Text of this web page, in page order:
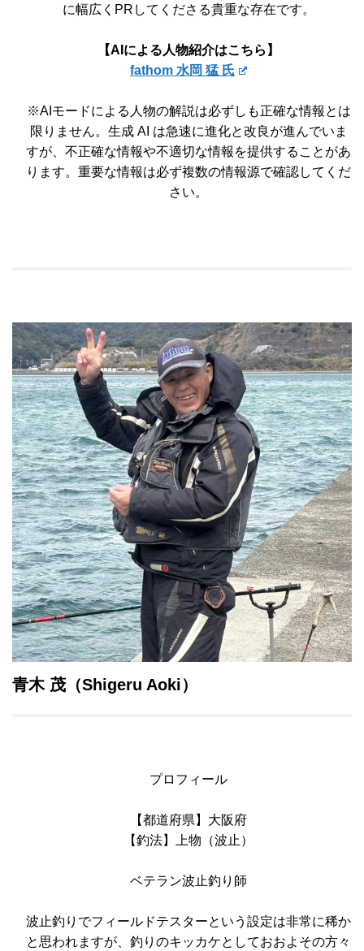
に幅広くPRしてくださる貴重な存在です。
【AIによる人物紹介はこちら】
fathom 水岡 猛 氏
※AIモードによる人物の解説は必ずしも正確な情報とは
限りません。生成 AI は急速に進化と改良が進んでいま
すが、不正確な情報や不適切な情報を提供することがあ
ります。重要な情報は必ず複数の情報源で確認してくだ
さい。
青木 茂（Shigeru Aoki）
プロフィール
【都道府県】大阪府
【釣法】上物（波止）
ベテラン波止釣り師
波止釣りでフィールドテスターという設定は非常に稀か
と思われますが、釣りのキッカケとしておおよその方々